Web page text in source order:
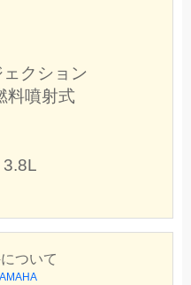
クション
噴射式
ついて